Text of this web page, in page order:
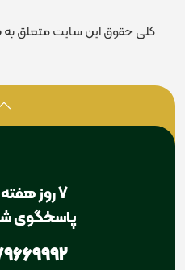
کلی حقوق این سایت متعلق به
7 روز هفته 24 ساعته
پاسخگوی